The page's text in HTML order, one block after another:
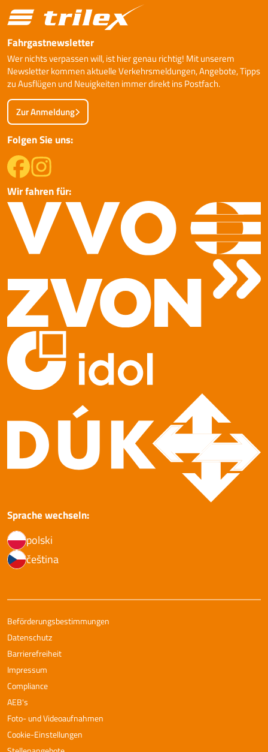
Fahrgastnewsletter
Wer nichts verpassen will, ist hier genau richtig! Mit unserem
Newsletter kommen aktuelle Verkehrsmeldungen, Angebote, Tipps
zu Ausflügen und Neuigkeiten immer direkt ins Postfach.
Zur Anmeldung
Folgen Sie uns:
Wir fahren für:
Sprache wechseln:
polski
čeština
Beförderungsbestimmungen
Datenschutz
Barrierefreiheit
Impressum
Compliance
AEB's
Foto- und Videoaufnahmen
Cookie-Einstellungen